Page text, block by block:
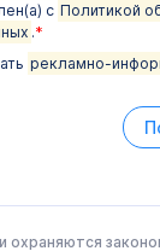
с Политикой
.*
рекламно-
охраняются